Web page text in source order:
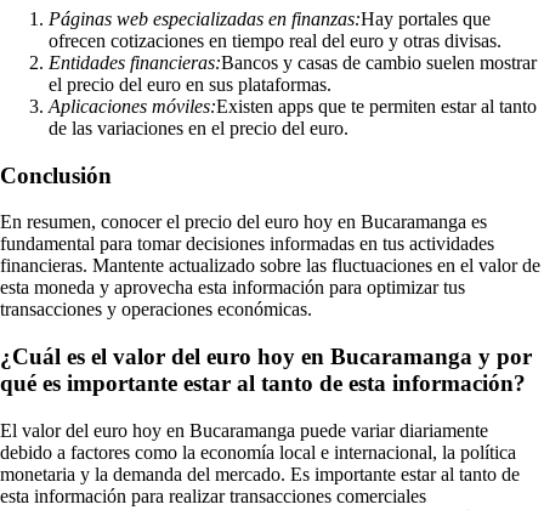
Páginas web especializadas en finanzas:Hay portales que
ofrecen cotizaciones en tiempo real del euro y otras divisas.
Entidades financieras:Bancos y casas de cambio suelen mostrar
el precio del euro en sus plataformas.
Aplicaciones móviles:Existen apps que te permiten estar al tanto
de las variaciones en el precio del euro.
Conclusión
En resumen, conocer el precio del euro hoy en Bucaramanga es
fundamental para tomar decisiones informadas en tus actividades
financieras. Mantente actualizado sobre las fluctuaciones en el valor de
esta moneda y aprovecha esta información para optimizar tus
transacciones y operaciones económicas.
¿Cuál es el valor del euro hoy en Bucaramanga y por
qué es importante estar al tanto de esta información?
El valor del euro hoy en Bucaramanga puede variar diariamente
debido a factores como la economía local e internacional, la política
monetaria y la demanda del mercado. Es importante estar al tanto de
esta información para realizar transacciones comerciales